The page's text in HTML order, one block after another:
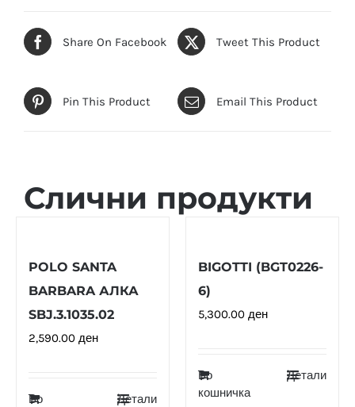
Share On Facebook Tweet This Product
Pin This Product Email This Product
Слични продукти
POLO SANTA
BARBARA АЛКА
SBJ.3.1035.02
2,590.00 ден
Во
Детали
BIGOTTI (BGT0226-
6)
5,300.00 ден
Во
кошничка
Детали